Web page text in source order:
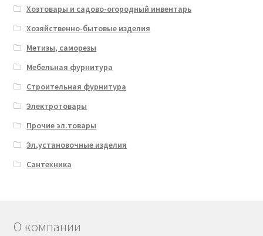
Хозтовары и садово-огородный инвентарь
Хозяйственно-бытовые изделия
Метизы, саморезы
Мебельная фурнитура
Строительная фурнитура
Электротовары
Прочие эл.товары
Эл,установочные изделия
Сантехника
О компании